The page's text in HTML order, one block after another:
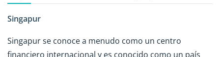
Singapur
Singapur se conoce a menudo como un centro
financiero internacional y es conocido como un país